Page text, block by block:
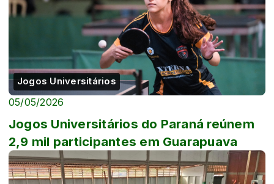
Jogos Universitários
05/05/2026
Jogos Universitários do Paraná reúnem
2,9 mil participantes em Guarapuava